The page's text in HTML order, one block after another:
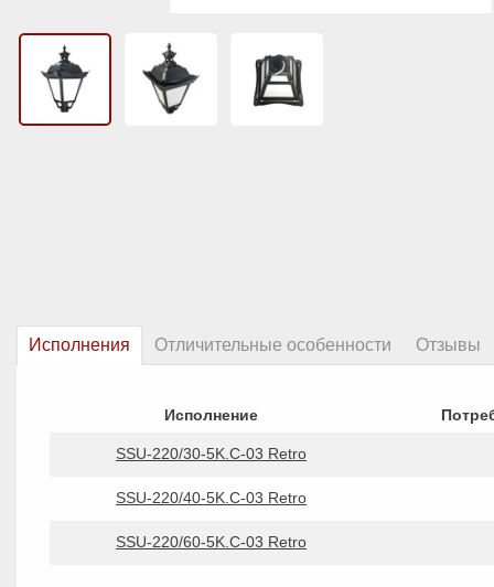
Исполнения Отличительные особенности Отзывы
Исполнение
SSU-220/30-5K.C-03 Retro
SSU-220/40-5K.C-03 Retro
SSU-220/60-5K.C-03 Retro